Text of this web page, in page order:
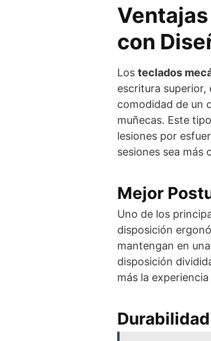
con
Los teclados
escritura superior,
comodidad de un
muñecas. Este
lesiones por
sesiones sea más
Mejor
Uno de los
disposición
mantengan en
disposición
más la